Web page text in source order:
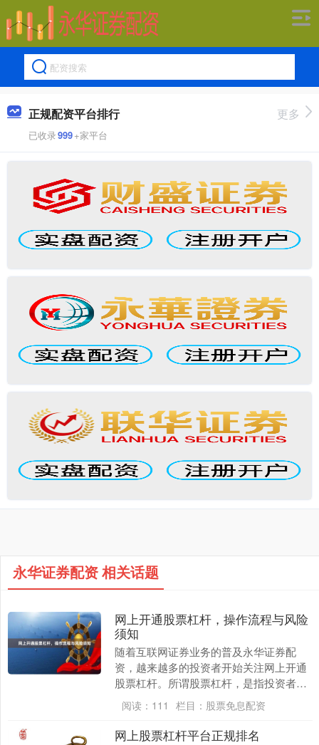
正规配资平台排行
已收录999+家平台
更多
永华证券配资 相关话题
网上开通股票杠杆，操作流程与风险
须知
随着互联网证券业务的普及永华证券配
资，越来越多的投资者开始关注网上开通
股票杠杆。所谓股票杠杆，是指投资者通
过向券商或配资平台借入资金，以放大本
金进行股票交易的方....
阅读： 111 栏目： 股票免息配资
网上股票杠杆平台正规排名